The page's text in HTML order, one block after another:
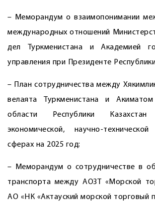
– Меморандум о взаимопонимании
международных отношений
дел Туркменистана и Академией
управления при Президенте
– План сотрудничества между
велаята Туркменистана и Акиматом
области Республики
экономической, научно-
сферах на 2025 год;
– Меморандум о сотрудничестве в
транспорта между АОЗТ «Морской
АО «НК «Актауский морской торговый